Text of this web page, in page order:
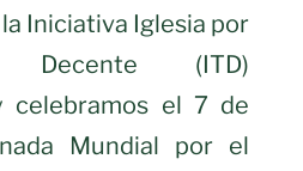
Iniciativa Iglesia por
(ITD)
celebramos el 7 de
Mundial por el